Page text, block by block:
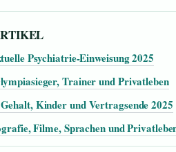
Psychiatrie-Einweisung 2025
Trainer und Privatleben
Kinder und Vertragsende 2025
Filme, Sprachen und